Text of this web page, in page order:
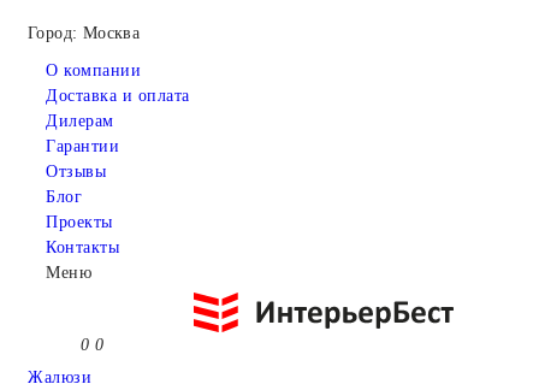
Город: Москва
О компании
Доставка и оплата
Дилерам
Гарантии
Отзывы
Блог
Проекты
Контакты
Меню
0 0
Жалюзи